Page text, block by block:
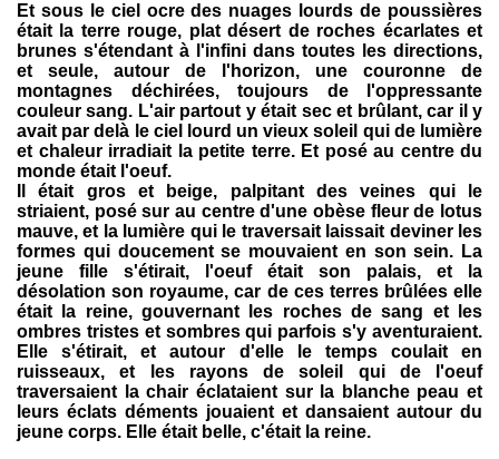
Et sous le ciel ocre des nuages lourds de poussières
était la terre rouge, plat désert de roches écarlates et
brunes s'étendant à l'infini dans toutes les directions,
et seule, autour de l'horizon, une couronne de
montagnes déchirées, toujours de l'oppressante
couleur sang. L'air partout y était sec et brûlant, car il y
avait par delà le ciel lourd un vieux soleil qui de lumière
et chaleur irradiait la petite terre. Et posé au centre du
monde était l'oeuf.
Il était gros et beige, palpitant des veines qui le
striaient, posé sur au centre d'une obèse fleur de lotus
mauve, et la lumière qui le traversait laissait deviner les
formes qui doucement se mouvaient en son sein. La
jeune fille s'étirait, l'oeuf était son palais, et la
désolation son royaume, car de ces terres brûlées elle
était la reine, gouvernant les roches de sang et les
ombres tristes et sombres qui parfois s'y aventuraient.
Elle s'étirait, et autour d'elle le temps coulait en
ruisseaux, et les rayons de soleil qui de l'oeuf
traversaient la chair éclataient sur la blanche peau et
leurs éclats déments jouaient et dansaient autour du
jeune corps. Elle était belle, c'était la reine.